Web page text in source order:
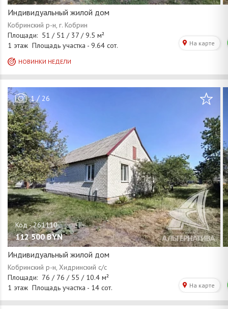
Индивидуальный жилой дом
1/ 26
112 500 BYN
Индивидуальный жилой дом